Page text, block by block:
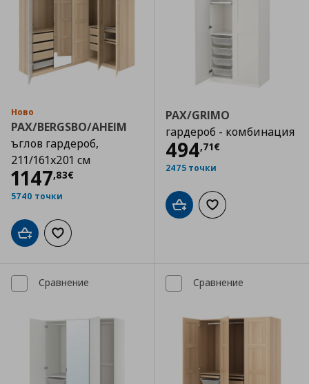
Ново
PAX/BERGSBO/AHEIM
ъглов гардероб,
211/161x201 см
1147,83€
Цена1147,83 €
5740 точки
Добави в кошницата
Добави към списъка с любими
PAX/GRIMO
гардероб - комбинация
494,71€
Цена
2475 точки
Добави в кошницата
Добави към
Сравнение Сравнение